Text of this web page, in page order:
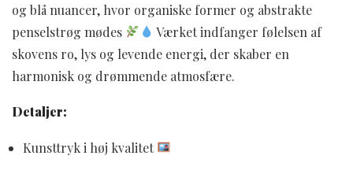
og blå nuancer, hvor organiske former og abstrakte
penselstrøg mødes
Værket indfanger følelsen af
skovens ro, lys og levende energi, der skaber en
harmonisk og drømmende atmosfære.
Detaljer:
Kunsttryk i høj kvalitet